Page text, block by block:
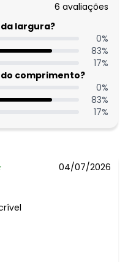
3% Elastano
6 avaliações
largura?
0%
83%
17%
comprimento?
0%
83%
17%
04/07/2026